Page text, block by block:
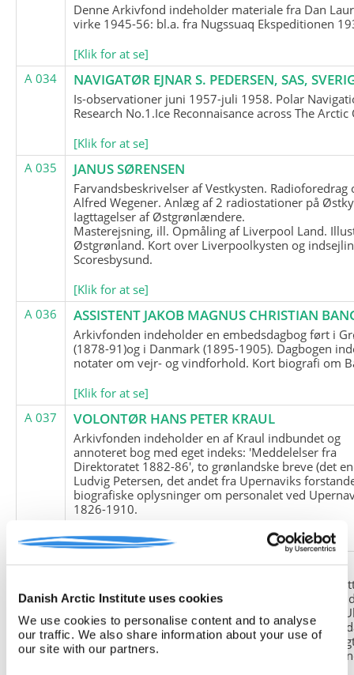
Danish Arctic Institute uses cookies
We use cookies to personalise content and to analyse
our traffic. We also share information about your use of
our site with our partners.
Denne Arkivfond indeholder materiale fra Dan
virke 1945-56: bl.a. fra Nugssuaq Ekspeditionen
[Klik for at se]
A 034
NAVIGATØR EJNAR S. PEDERSEN, SAS,
Is-observationer juni 1957-juli 1958. Polar
Research No.1.Ice Reconnaisance across The Arctic
[Klik for at se]
A 035
JANUS SØRENSEN
Farvandsbeskrivelser af Vestkysten. Radioforedrag
Alfred Wegener. Anlæg af 2 radiostationer på
Iagttagelser af Østgrønlændere.
Masterejsning, ill. Opmåling af Liverpool Land.
Østgrønland. Kort over Liverpoolkysten og
Scoresbysund.
[Klik for at se]
A 036
ASSISTENT JAKOB MAGNUS CHRISTIAN
Arkivfonden indeholder en embedsdagbog ført i
(1878-91)og i Danmark (1895-1905). Dagbogen
notater om vejr- og vindforhold. Kort biografi om
[Klik for at se]
A 037
VOLONTØR HANS PETER KRAUL
Arkivfonden indeholder en af Kraul indbundet og
annoteret bog med eget indeks: 'Meddelelser fra
Direktoratet 1882-86', to grønlandske breve (det
Ludvig Petersen, det andet fra Upernaviks
biografiske oplysninger om personalet ved
1826-1910.
[Klik for at se]
A 038
FRIEDRICH LITTMANN
Denne arkivfond indeholder en kopi af Friedrich
upublicerede erindringer. Originalen befinder sig i
tyske historiker Franz Selingers privatarkiv i byen
Tyskland. Friedrich Littmann var en af de tyske
der var med i vejrstationen "Holzauge" i Hansa
Nordøstgrønland under Anden Verdenskrig.